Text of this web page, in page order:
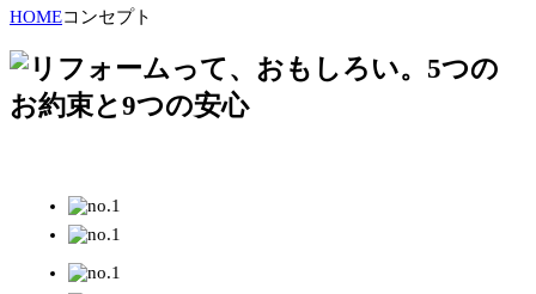
HOMEコンセプト